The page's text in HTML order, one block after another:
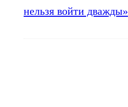
нельзя войти дважды»